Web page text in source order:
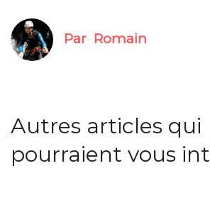
Par Romain
Autres articles qui
pourraient vous